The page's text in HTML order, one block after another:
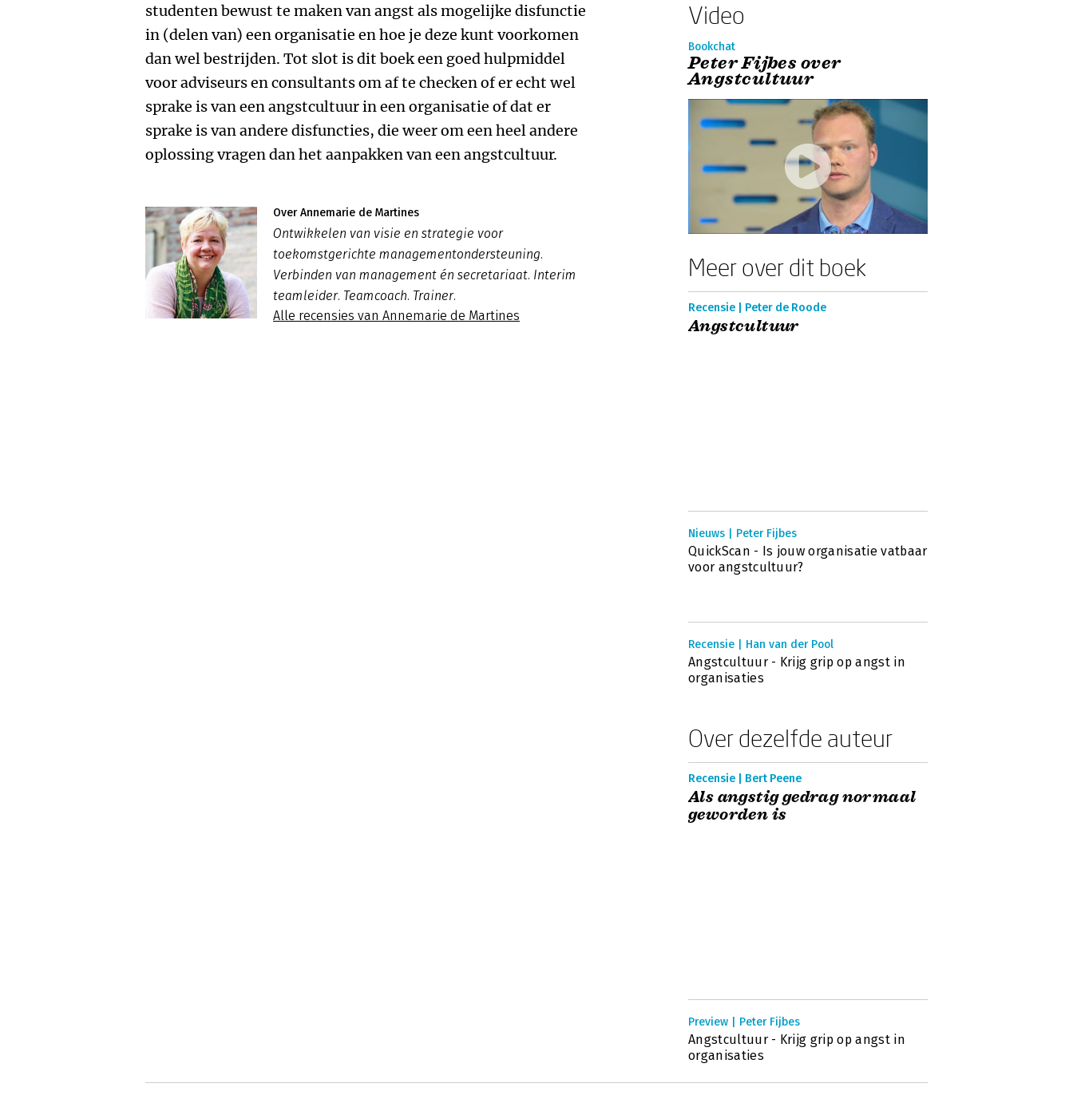
studenten bewust te maken van angst als mogelijke disfunctie
in (delen van) een organisatie en hoe je deze kunt voorkomen
dan wel bestrijden. Tot slot is dit boek een goed hulpmiddel
voor adviseurs en consultants om af te checken of er echt wel
sprake is van een angstcultuur in een organisatie of dat er
sprake is van andere disfuncties, die weer om een heel andere
oplossing vragen dan het aanpakken van een angstcultuur.
Over Annemarie de Martines
Ontwikkelen van visie en strategie voor
toekomstgerichte managementondersteuning.
Verbinden van management én secretariaat. Interim
teamleider. Teamcoach. Trainer.
Alle recensies van Annemarie de Martines
Video
Bookchat
Peter Fijbes over
Angstcultuur
Meer over dit boek
Recensie | Peter de Roode
Angstcultuur
Nieuws | Peter Fijbes
QuickScan - Is jouw organisatie vatbaar
voor angstcultuur?
Recensie | Han van der Pool
Angstcultuur - Krijg grip op angst in
organisaties
Over dezelfde auteur
Recensie | Bert Peene
Als angstig gedrag normaal
geworden is
Preview | Peter Fijbes
Angstcultuur - Krijg grip op angst in
organisaties